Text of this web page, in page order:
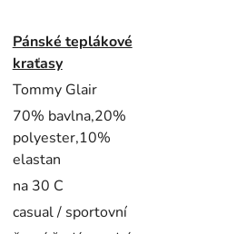
Pánské teplákové
kraťasy
Tommy Glair
70% bavlna,20%
polyester,10%
elastan
na 30 C
casual / sportovní